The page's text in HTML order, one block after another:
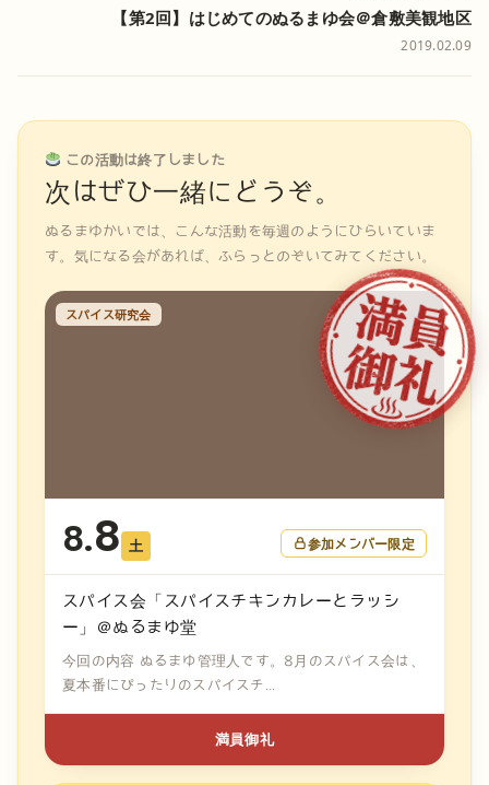
【第2回】はじめてのぬるまゆ会＠倉敷美観地区
2019.02.09
この活動は終了しました
次はぜひ一緒にどうぞ。
ぬるまゆかいでは、こんな活動を毎週のようにひらいていま
す。気になる会があれば、ふらっとのぞいてみてください。
スパイス研究会
8.8 土 参加メンバー限定
スパイス会「スパイスチキンカレーとラッシ
ー」＠ぬるまゆ堂
今回の内容 ぬるまゆ管理人です。8月のスパイス会は、
夏本番にぴったりのスパイスチ...
満員御礼